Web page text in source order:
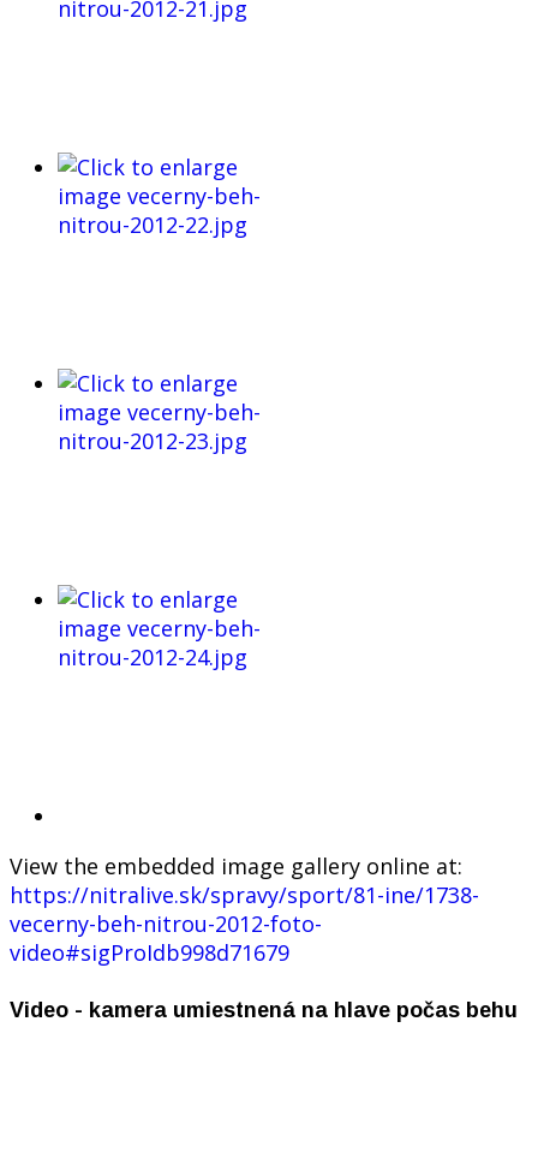
View the embedded image gallery online at:
https://nitralive.sk/spravy/sport/81-ine/1738-
vecerny-beh-nitrou-2012-foto-
video#sigProIdb998d71679
Video - kamera umiestnená na hlave počas behu